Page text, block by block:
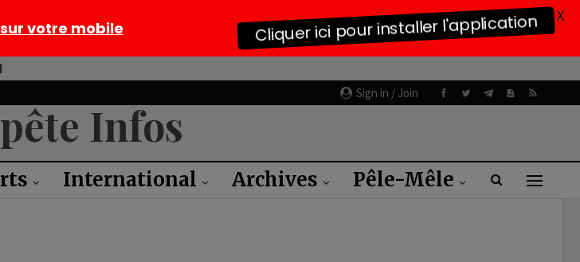
Sign in / Join
International Archives Pêle-Mêle
votre mobile Cliquer ici pour installer l'application
X